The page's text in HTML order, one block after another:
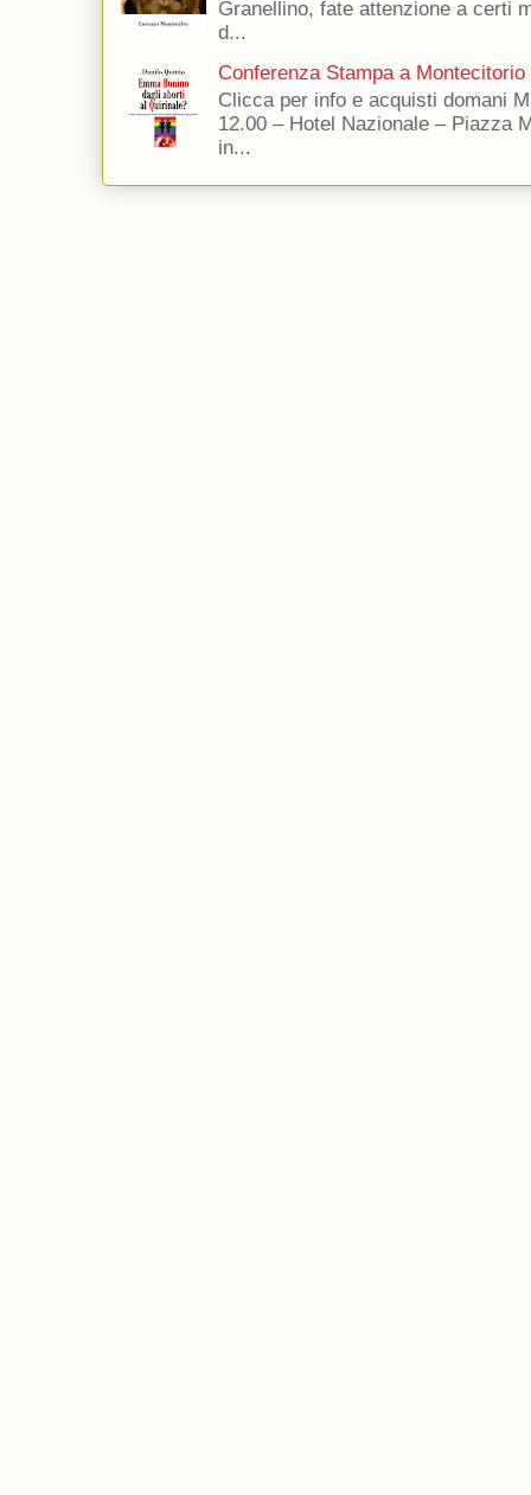
Granellino, fate attenzione a certi
d...
Conferenza Stampa a Montecitorio
Clicca per info e acquisti domani
12.00 – Hotel Nazionale – Piazza
in...